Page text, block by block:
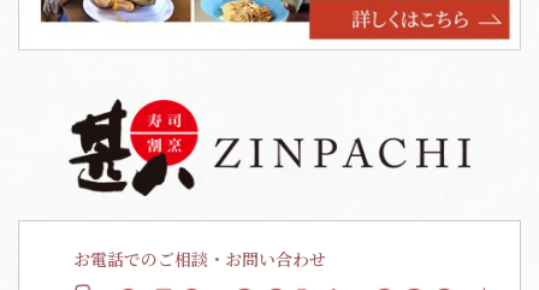
お電話でのご相談・お問い合わせ